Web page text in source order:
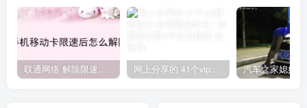
联通网络 解除限速方法参考！畅享、畅玩、老白干等及其它地区自测了 网上分享的 41个vip解析接口 有需要的拿去~ 免费看全网VIP会员视频